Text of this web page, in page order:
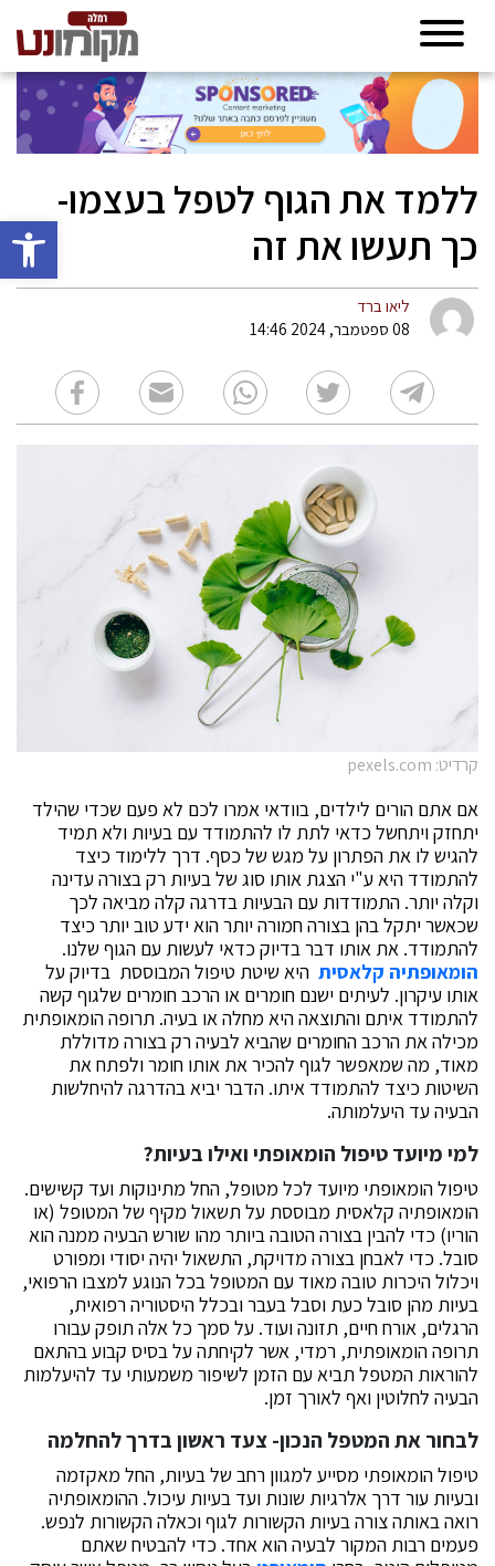
פתח
ללמד את הגוף לטפל בעצמו-
כך תעשו את זה
ליאו ברד
08 ספטמבר, 2024 14:46
קרדיט: pexels.com
אם אתם הורים לילדים, בוודאי אמרו לכם לא פעם שכדי שהילד
יתחזק ויתחשל כדאי לתת לו להתמודד עם בעיות ולא תמיד
להגיש לו את הפתרון על מגש של כסף. דרך ללימוד כיצד
להתמודד היא ע"י הצגת אותו סוג של בעיות רק בצורה עדינה
וקלה יותר. התמודדות עם הבעיות בדרגה קלה מביאה לכך
שכאשר יתקל בהן בצורה חמורה יותר הוא ידע טוב יותר כיצד
להתמודד. את אותו דבר בדיוק כדאי לעשות עם הגוף שלנו.
הומאופתיה קלאסית היא שיטת טיפול המבוססת בדיוק על
אותו עיקרון. לעיתים ישנם חומרים או הרכב חומרים שלגוף קשה
להתמודד איתם והתוצאה היא מחלה או בעיה. תרופה הומאופתית
מכילה את הרכב החומרים שהביא לבעיה רק בצורה מדוללת
מאוד, מה שמאפשר לגוף להכיר את אותו חומר ולפתח את
השיטות כיצד להתמודד איתו. הדבר יביא בהדרגה להיחלשות
הבעיה עד היעלמותה.
למי מיועד טיפול הומאופתי ואילו בעיות?
טיפול הומאופתי מיועד לכל מטופל, החל מתינוקות ועד קשישים.
הומאופתיה קלאסית מבוססת על תשאול מקיף של המטופל (או
הוריו) כדי להבין בצורה הטובה ביותר מהו שורש הבעיה ממנה הוא
סובל. כדי לאבחן בצורה מדויקת, התשאול יהיה יסודי ומפורט
ויכלול היכרות טובה מאוד עם המטופל בכל הנוגע למצבו הרפואי,
בעיות מהן סובל כעת וסבל בעבר ובכלל היסטוריה רפואית,
הרגלים, אורח חיים, תזונה ועוד. על סמך כל אלה תופק עבורו
תרופה הומאופתית, רמדי, אשר לקיחתה על בסיס קבוע בהתאם
להוראות המטפל תביא עם הזמן לשיפור משמעותי עד להיעלמות
הבעיה לחלוטין ואף לאורך זמן.
לבחור את המטפל הנכון- צעד ראשון בדרך להחלמה
טיפול הומאופתי מסייע למגוון רחב של בעיות, החל מאקזמה
ובעיות עור דרך אלרגיות שונות ועד בעיות עיכול. ההומאופתיה
רואה באותה צורה בעיות הקשורות לגוף וכאלה הקשורות לנפש.
פעמים רבות המקור לבעיה הוא אחד. כדי להבטיח שאתם